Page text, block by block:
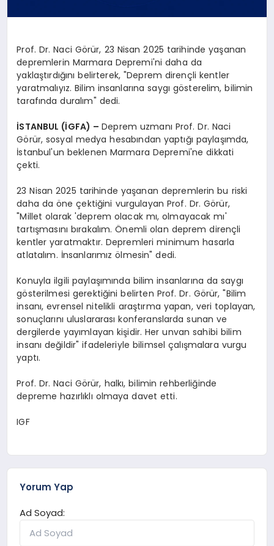
Prof. Dr. Naci Görür, 23 Nisan 2025 tarihinde yaşanan
depremlerin Marmara Depremi'ni daha da
yaklaştırdığını belirterek, "Deprem dirençli kentler
yaratmalıyız. Bilim insanlarına saygı gösterelim, bilimin
tarafında duralım" dedi.
İSTANBUL (İGFA) –Deprem uzmanı Prof. Dr. Naci
Görür, sosyal medya hesabından yaptığı paylaşımda,
İstanbul'un beklenen Marmara Depremi'ne dikkati
çekti.
23 Nisan 2025 tarihinde yaşanan depremlerin bu riski
daha da öne çektiğini vurgulayan Prof. Dr. Görür,
"Millet olarak 'deprem olacak mı, olmayacak mı'
tartışmasını bırakalım. Önemli olan deprem dirençli
kentler yaratmaktır. Depremleri minimum hasarla
atlatalım. İnsanlarımız ölmesin" dedi.
Konuyla ilgili paylaşımında bilim insanlarına da saygı
gösterilmesi gerektiğini belirten Prof. Dr. Görür, "Bilim
insanı, evrensel nitelikli araştırma yapan, veri toplayan,
sonuçlarını uluslararası konferanslarda sunan ve
dergilerde yayımlayan kişidir. Her unvan sahibi bilim
insanı değildir" ifadeleriyle bilimsel çalışmalara vurgu
yaptı.
Prof. Dr. Naci Görür, halkı, bilimin rehberliğinde
depreme hazırlıklı olmaya davet etti.
IGF
Yorum Yap
Ad Soyad: